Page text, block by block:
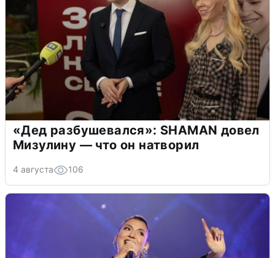
«Дед разбушевался»: SHAMAN довел
Мизулину — что он натворил
4 августа 106